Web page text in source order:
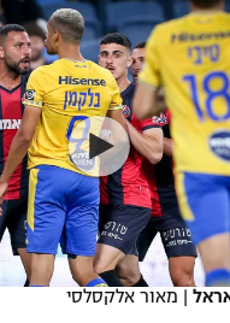
| מאור אלקסלסי